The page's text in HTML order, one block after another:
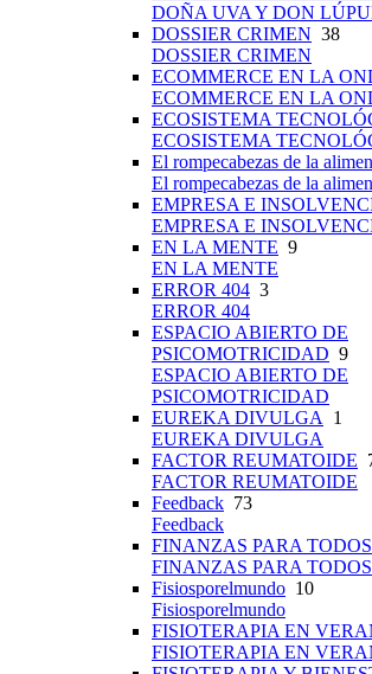
DOÑA UVA Y DON
DOSSIER CRIMEN 38
DOSSIER CRIMEN
ECOMMERCE EN LA
ECOMMERCE EN LA
ECOSISTEMA
ECOSISTEMA
El rompecabezas de la
El rompecabezas de la
EMPRESA E
EMPRESA E
EN LA MENTE 9
EN LA MENTE
ERROR 404 3
ERROR 404
ESPACIO ABIERTO DE
PSICOMOTRICIDAD 9
ESPACIO ABIERTO DE
PSICOMOTRICIDAD
EUREKA DIVULGA 1
EUREKA DIVULGA
FACTOR REUMATOIDE
FACTOR REUMATOIDE
Feedback 73
Feedback
FINANZAS PARA TODOS
FINANZAS PARA TODOS
Fisiosporelmundo 10
Fisiosporelmundo
FISIOTERAPIA EN
FISIOTERAPIA EN